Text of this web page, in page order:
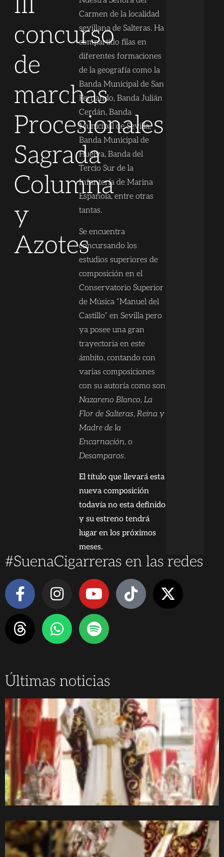
concurso
de
marchas
Procesionales
Sagrada
Columna
y
Azotes
Carmen de la localidad
sevillana de Salteras. Ha
compartido filas en
diferentes formaciones
de la geografía como la
Banda Municipal de San
Fernando, Banda Julián
Cerdán, Banda
Municipal de Sevilla,
Banda Municipal de
Huelva, Banda del
Tercio Sur de la
Infantería de Marina
Española, entre otras
tantas.
Se encuentra
concursando los
estudios superiores de
composición en el
Conservatorio Superior
de Música “Manuel del
Castillo” en Sevilla pero
ya posee una gran
trayectoria en este
ámbito, contando con
varias composiciones
con su autoría como son
Nazareno Blanco, La
Flor de Salteras, Reina y
Madre de la
Encarnación, o
Desamparos.
El título que llevará esta
nueva composición
todavía no esta definido
y su estreno tendrá
lugar en los próximos
meses.
#SuenaCigarreras en las redes
Últimas noticias